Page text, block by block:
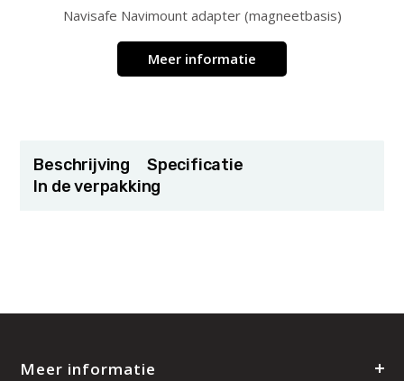
Navisafe Navimount adapter (magneetbasis)
Meer informatie
Beschrijving
Specificatie
In de verpakking
Meer informatie